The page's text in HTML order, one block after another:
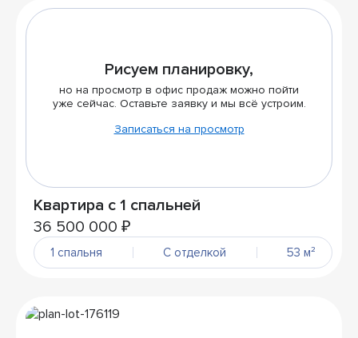
Рисуем планировку,
но на просмотр в офис продаж можно пойти
уже сейчас. Оставьте заявку и мы всё устроим.
Записаться на просмотр
Квартира с 1 спальней
36 500 000 ₽
1 спальня С отделкой 53 м²